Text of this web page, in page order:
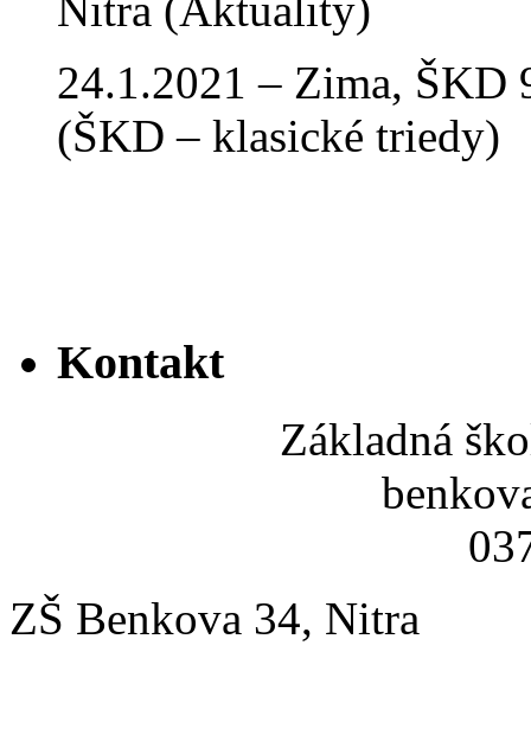
24.1.2021 – Zima, ŠKD
(ŠKD – klasické triedy)
Kontakt
Základná
ZŠ Benkova 34, Nitra